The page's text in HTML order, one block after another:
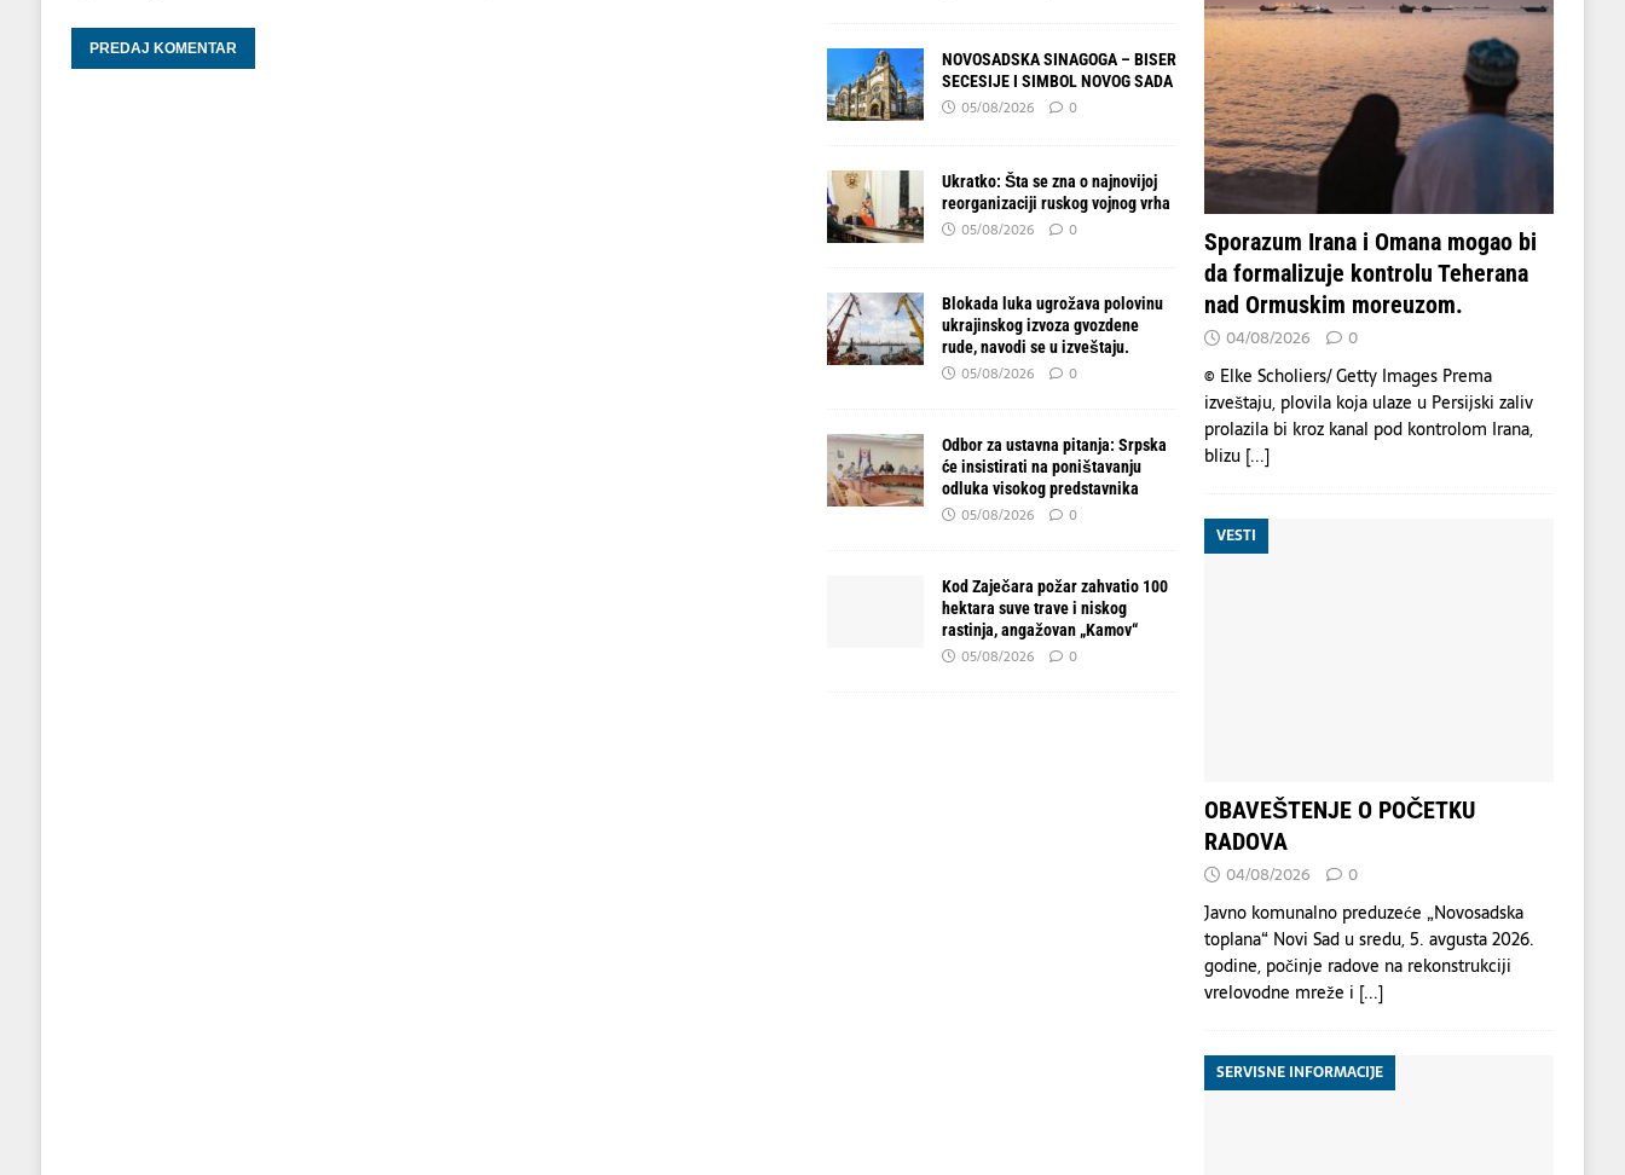
NOVOSADSKA SINAGOGA – BISER
SECESIJE I SIMBOL NOVOG SADA
05/08/2026 0
Ukratko: Šta se zna o najnovijoj
reorganizaciji ruskog vojnog vrha
05/08/2026 0
Blokada luka ugrožava polovinu
ukrajinskog izvoza gvozdene
rude, navodi se u izveštaju.
05/08/2026 0
Odbor za ustavna pitanja: Srpska
će insistirati na poništavanju
odluka visokog predstavnika
05/08/2026 0
Kod Zaječara požar zahvatio 100
hektara suve trave i niskog
rastinja, angažovan „Kamov“
05/08/2026 0
Sporazum Irana i Omana mogao bi
da formalizuje kontrolu Teherana
nad Ormuskim moreuzom.
04/08/2026 0
© Elke Scholiers/ Getty Images Prema
izveštaju, plovila koja ulaze u Persijski zaliv
prolazila bi kroz kanal pod kontrolom Irana,
blizu [...]
VESTI
OBAVEŠTENJE O POČETKU
RADOVA
04/08/2026 0
Javno komunalno preduzeće „Novosadska
toplana“ Novi Sad u sredu, 5. avgusta 2026.
godine, počinje radove na rekonstrukciji
vrelovodne mreže i [...]
SERVISNE INFORMACIJE